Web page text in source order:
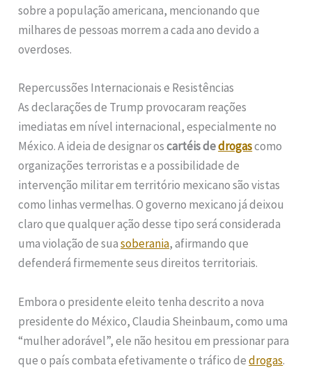
sobre a população americana, mencionando que
milhares de pessoas morrem a cada ano devido a
overdoses.
Repercussões Internacionais e Resistências
As declarações de Trump provocaram reações
imediatas em nível internacional, especialmente no
México. A ideia de designar oscartéis dedrogascomo
organizações terroristas e a possibilidade de
intervenção militar em território mexicano são vistas
como linhas vermelhas. O governo mexicano já deixou
claro que qualquer ação desse tipo será considerada
uma violação de suasoberania, afirmando que
defenderá firmemente seus direitos territoriais.
Embora o presidente eleito tenha descrito a nova
presidente do México, Claudia Sheinbaum, como uma
“mulher adorável”, ele não hesitou em pressionar para
que o país combata efetivamente o tráfico dedrogas.